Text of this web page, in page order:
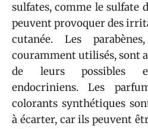
sulfates, comme le sulfate
peuvent provoquer des
cutanée. Les
couramment utilisés, sont
de leurs possibles
endocriniens. Les
colorants synthétiques
à écarter, car ils peuvent